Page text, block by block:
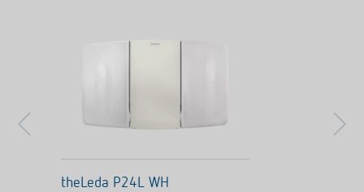
theLeda P24L WH